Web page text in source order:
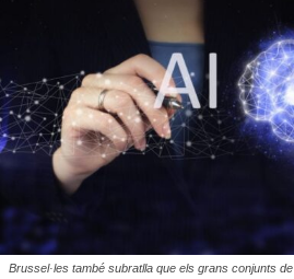
Brussel·les també subratlla que els grans conjunts